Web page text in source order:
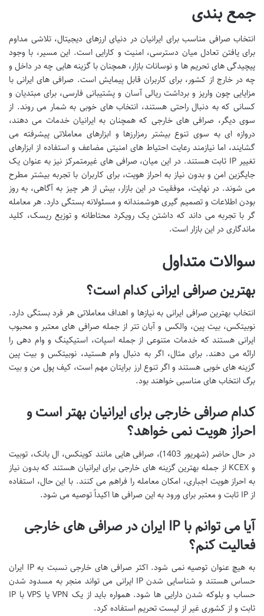
جمع بندی
انتخاب صرافی مناسب برای ایرانیان در دنیای ارزهای دیجیتال، تلاشی مداوم
برای یافتن تعادل میان دسترسی، امنیت و کارایی است. این مسیر، با وجود
پیچیدگی های تحریم ها و نوسانات بازار، همچنان با گزینه هایی چه در داخل و
چه در خارج از کشور، برای کاربران قابل پیمایش است. صرافی های ایرانی با
مزایایی چون واریز و برداشت ریالی آسان و پشتیبانی فارسی، برای مبتدیان و
کسانی که به دنبال راحتی هستند، انتخاب های خوبی به شمار می روند. از
سوی دیگر، صرافی های خارجی که همچنان به ایرانیان خدمات می دهند،
دروازه ای به سوی تنوع بیشتر رمزارزها و ابزارهای معاملاتی پیشرفته می
گشایند، اما نیازمند رعایت احتیاط های امنیتی مضاعف و استفاده از ابزارهای
تغییر IP ثابت هستند. در این میان، صرافی های غیرمتمرکز نیز به عنوان یک
جایگزین امن و بدون نیاز به احراز هویت، برای کاربران با تجربه بیشتر مطرح
می شوند. در نهایت، موفقیت در این بازار، بیش از هر چیز به آگاهی، به روز
بودن اطلاعات و تصمیم گیری هوشمندانه و مسئولانه بستگی دارد. هر معامله
گر با تجربه می داند که داشتن یک رویکرد محتاطانه و توزیع ریسک، کلید
ماندگاری در این بازار است.
سوالات متداول
بهترین صرافی ایرانی کدام است؟
انتخاب بهترین صرافی ایرانی به نیازها و اهداف معاملاتی هر فرد بستگی دارد.
نوبیتکس، بیت پین، والکس و آبان تتر از جمله صرافی های معتبر و محبوب
ایرانی هستند که خدمات متنوعی از جمله اسپات، استیکینگ و وام دهی را
ارائه می دهند. برای مثال، اگر به دنبال وام هستید، نوبیتکس و بیت پین
گزینه های خوبی هستند و اگر تنوع ارز برایتان مهم است، کیف پول من و بیت
برگ انتخاب های مناسبی خواهند بود.
کدام صرافی خارجی برای ایرانیان بهتر است و
احراز هویت نمی خواهد؟
در حال حاضر (شهریور 1403)، صرافی هایی مانند کوینکس، ال بانک، توبیت
و KCEX از جمله بهترین گزینه های خارجی برای ایرانیان هستند که بدون نیاز
به احراز هویت اجباری، امکان معامله را فراهم می کنند. با این حال، استفاده
از IP ثابت و معتبر برای ورود به این صرافی ها اکیداً توصیه می شود.
آیا می توانم با IP ایران در صرافی های خارجی
فعالیت کنم؟
به هیچ عنوان توصیه نمی شود. اکثر صرافی های خارجی نسبت به IP ایران
حساس هستند و شناسایی شدن IP ایرانی می تواند منجر به مسدود شدن
حساب و بلوکه شدن دارایی ها شود. همواره باید از یک VPN یا VPS با IP
ثابت و از کشوری غیر از لیست تحریم استفاده کرد.